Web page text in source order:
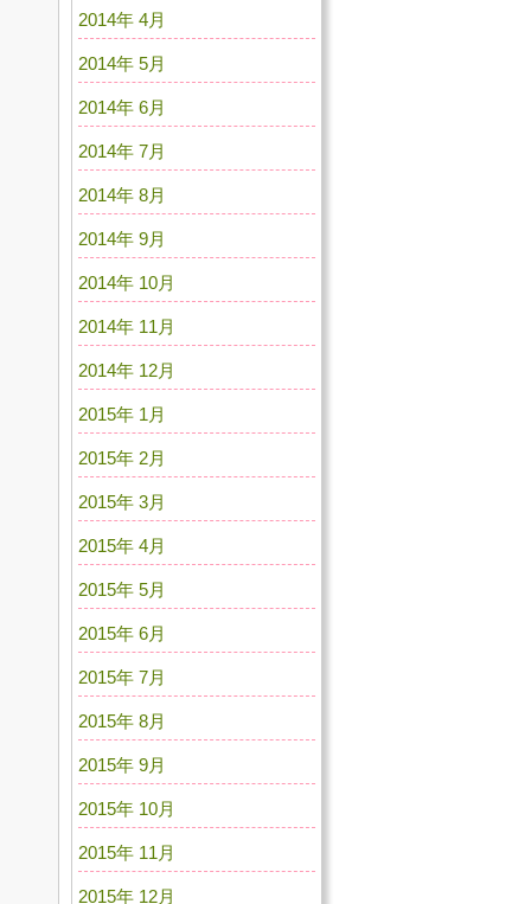
2014年 4月
2014年 5月
2014年 6月
2014年 7月
2014年 8月
2014年 9月
2014年 10月
2014年 11月
2014年 12月
2015年 1月
2015年 2月
2015年 3月
2015年 4月
2015年 5月
2015年 6月
2015年 7月
2015年 8月
2015年 9月
2015年 10月
2015年 11月
2015年 12月